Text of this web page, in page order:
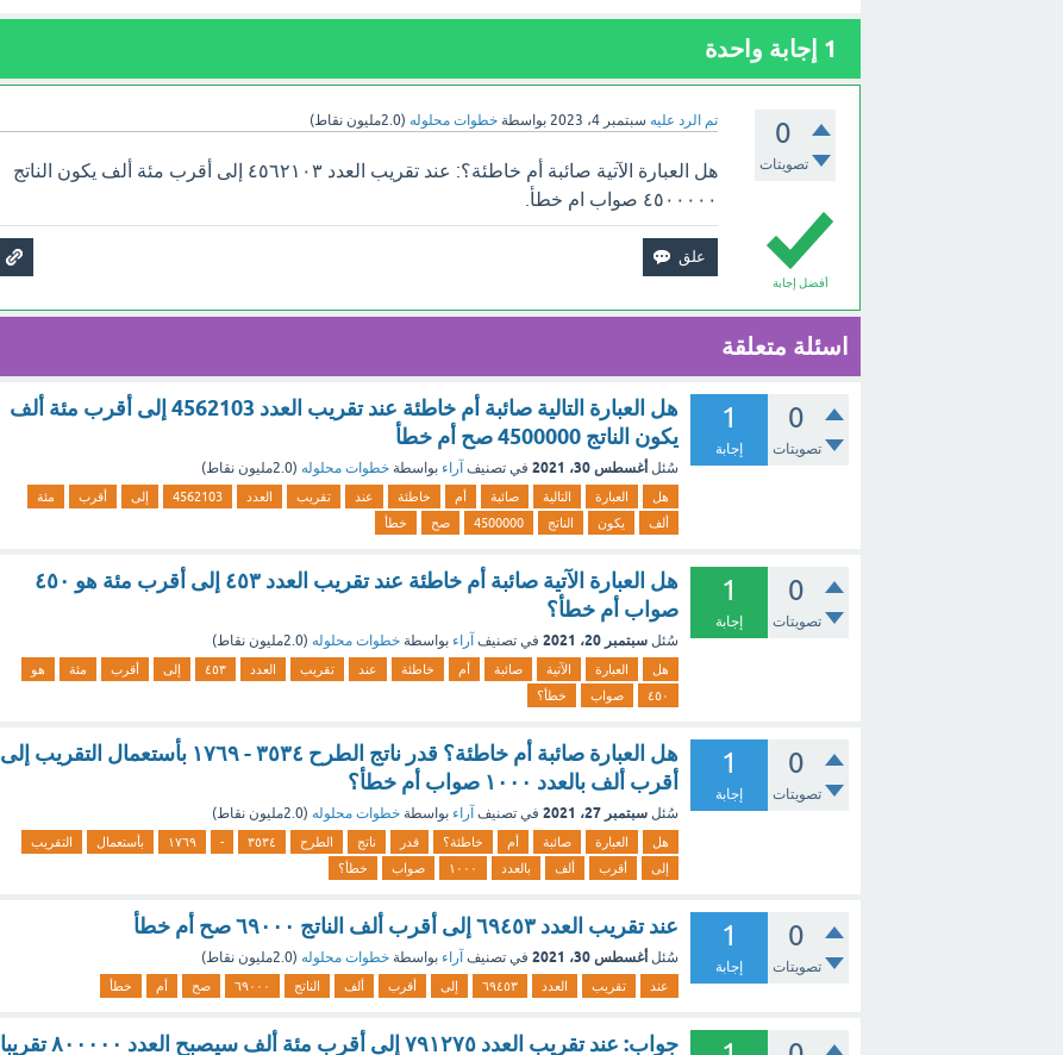
1 إجابة واحدة
0
تصويتات
تم الرد عليه سبتمبر 4، 2023 بواسطة خطوات محلوله (2.0مليون نقاط)
أفضل إجابة
هل العبارة الآتية صائبة أم خاطئة؟: عند تقريب العدد ٤٥٦٢١٠٣ إلى أقرب مئة ألف يكون الناتج
٤٥٠٠٠٠٠ صواب ام خطأ.
اسئلة متعلقة
0
تصويتات
1
إجابة
هل العبارة التالية صائبة أم خاطئة عند تقريب العدد 4562103 إلى أقرب مئة ألف
يكون الناتج 4500000 صح أم خطأ
سُئل أغسطس 30، 2021 في تصنيف آراء بواسطة خطوات محلوله (2.0مليون نقاط)
هل العبارة التالية صائبة أم خاطئة عند تقريب العدد 4562103 إلى أقرب
مئة
ألف
يكون الناتج 4500000 صح خطأ
0
تصويتات
1
إجابة
هل العبارة الآتية صائبة أم خاطئة عند تقريب العدد ٤٥٣ إلى أقرب مئة هو ٤٥٠
صواب أم خطأ؟
سُئل سبتمبر 20، 2021 في تصنيف آراء بواسطة خطوات محلوله (2.0مليون نقاط)
هل العبارة الآتية صائبة أم خاطئة عند تقريب العدد ٤٥٣ إلى أقرب مئة
هو
٤٥٠
صواب خطأ؟
0
تصويتات
1
إجابة
هل العبارة صائبة أم خاطئة؟ قدر ناتج الطرح ٣٥٣٤ - ١٧٦٩ بأستعمال التقريب إلى
أقرب ألف بالعدد ١٠٠٠ صواب أم خطأ؟
سُئل سبتمبر 27، 2021 في تصنيف آراء بواسطة خطوات محلوله (2.0مليون نقاط)
هل العبارة صائبة أم خاطئة؟ قدر ناتج الطرح ٣٥٣٤ - ١٧٦٩ بأستعمال
التقريب
إلى
أقرب ألف بالعدد ١٠٠٠ صواب خطأ؟
0
تصويتات
1
إجابة
عند تقريب العدد ٦٩٤٥٣ إلى أقرب ألف الناتج ٦٩٠٠٠ صح أم خطأ
سُئل أغسطس 30، 2021 في تصنيف آراء بواسطة خطوات محلوله (2.0مليون نقاط)
عند تقريب العدد ٦٩٤٥٣ إلى أقرب ألف الناتج ٦٩٠٠٠ صح أم خطأ
جواب: عند تقريب العدد ۷۹۱۲۷٥ إلى أقرب مئة ألف سيصبح العدد ۸۰۰۰۰۰ تقريبا